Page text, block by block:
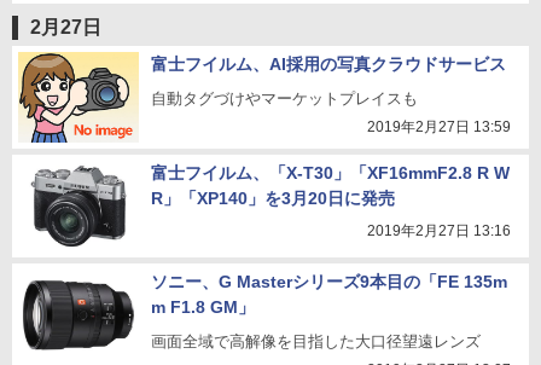
2月27日
富士フイルム、AI採用の写真クラウドサービス
自動タグづけやマーケットプレイスも
2019年2月27日 13:59
富士フイルム、「X-T30」「XF16mmF2.8 R W
R」「XP140」を3月20日に発売
2019年2月27日 13:16
ソニー、G Masterシリーズ9本目の「FE 135m
m F1.8 GM」
画面全域で高解像を目指した大口径望遠レンズ